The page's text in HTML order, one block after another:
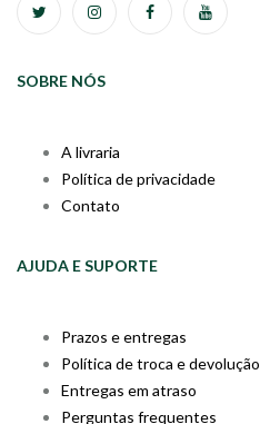
SOBRE NÓS
A livraria
Política de privacidade
Contato
AJUDA E SUPORTE
Prazos e entregas
Política de troca e devolução
Entregas em atraso
Perguntas frequentes